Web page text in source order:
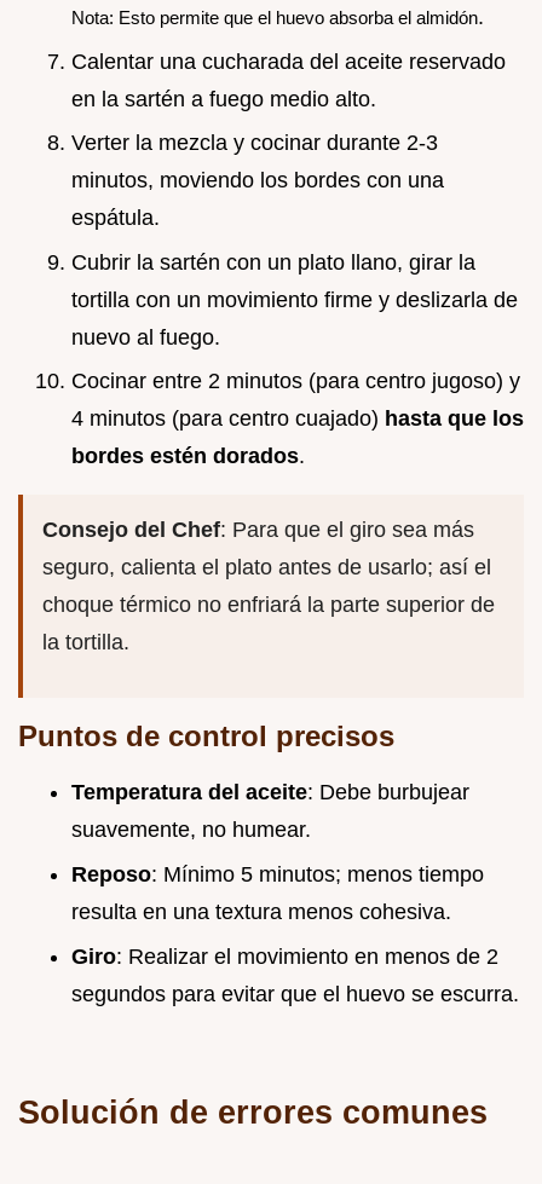
Nota: Esto permite que el huevo absorba el almidón.
Calentar una cucharada del aceite reservado
en la sartén a fuego medio alto.
Verter la mezcla y cocinar durante 2-3
minutos, moviendo los bordes con una
espátula.
Cubrir la sartén con un plato llano, girar la
tortilla con un movimiento firme y deslizarla de
nuevo al fuego.
Cocinar entre 2 minutos (para centro jugoso) y
4 minutos (para centro cuajado) hasta que los
bordes estén dorados.
Consejo del Chef: Para que el giro sea más
seguro, calienta el plato antes de usarlo; así el
choque térmico no enfriará la parte superior de
la tortilla.
Puntos de control precisos
Temperatura del aceite: Debe burbujear
suavemente, no humear.
Reposo: Mínimo 5 minutos; menos tiempo
resulta en una textura menos cohesiva.
Giro: Realizar el movimiento en menos de 2
segundos para evitar que el huevo se escurra.
Solución de errores comunes